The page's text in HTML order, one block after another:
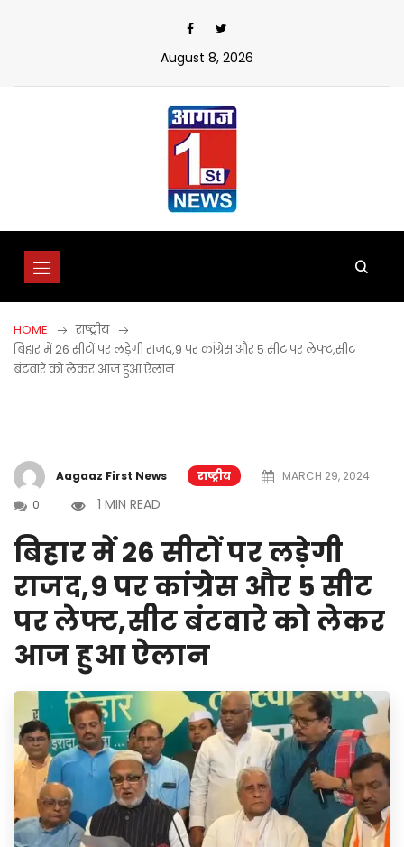
August 8, 2026
HOME
राष्ट्रीय
बिहार में 26 सीटों पर लड़ेगी राजद,9 पर कांग्रेस और 5 सीट पर लेफ्ट,सीट
बंटवारे को लेकर आज हुआ ऐलान
Aagaaz First News राष्ट्रीय
MARCH 29, 2024
0
1 MIN READ
बिहार में 26 सीटों पर लड़ेगी
राजद,9 पर कांग्रेस और 5 सीट
पर लेफ्ट,सीट बंटवारे को लेकर
आज हुआ ऐलान